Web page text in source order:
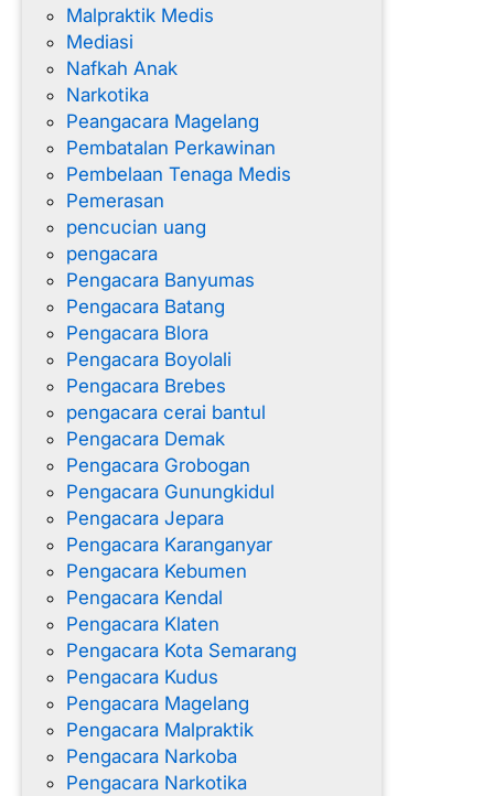
Malpraktik Medis
Mediasi
Nafkah Anak
Narkotika
Peangacara Magelang
Pembatalan Perkawinan
Pembelaan Tenaga Medis
Pemerasan
pencucian uang
pengacara
Pengacara Banyumas
Pengacara Batang
Pengacara Blora
Pengacara Boyolali
Pengacara Brebes
pengacara cerai bantul
Pengacara Demak
Pengacara Grobogan
Pengacara Gunungkidul
Pengacara Jepara
Pengacara Karanganyar
Pengacara Kebumen
Pengacara Kendal
Pengacara Klaten
Pengacara Kota Semarang
Pengacara Kudus
Pengacara Magelang
Pengacara Malpraktik
Pengacara Narkoba
Pengacara Narkotika